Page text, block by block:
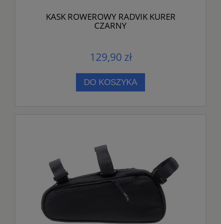
KASK ROWEROWY RADVIK KURER
CZARNY
129,90 zł
DO KOSZYKA